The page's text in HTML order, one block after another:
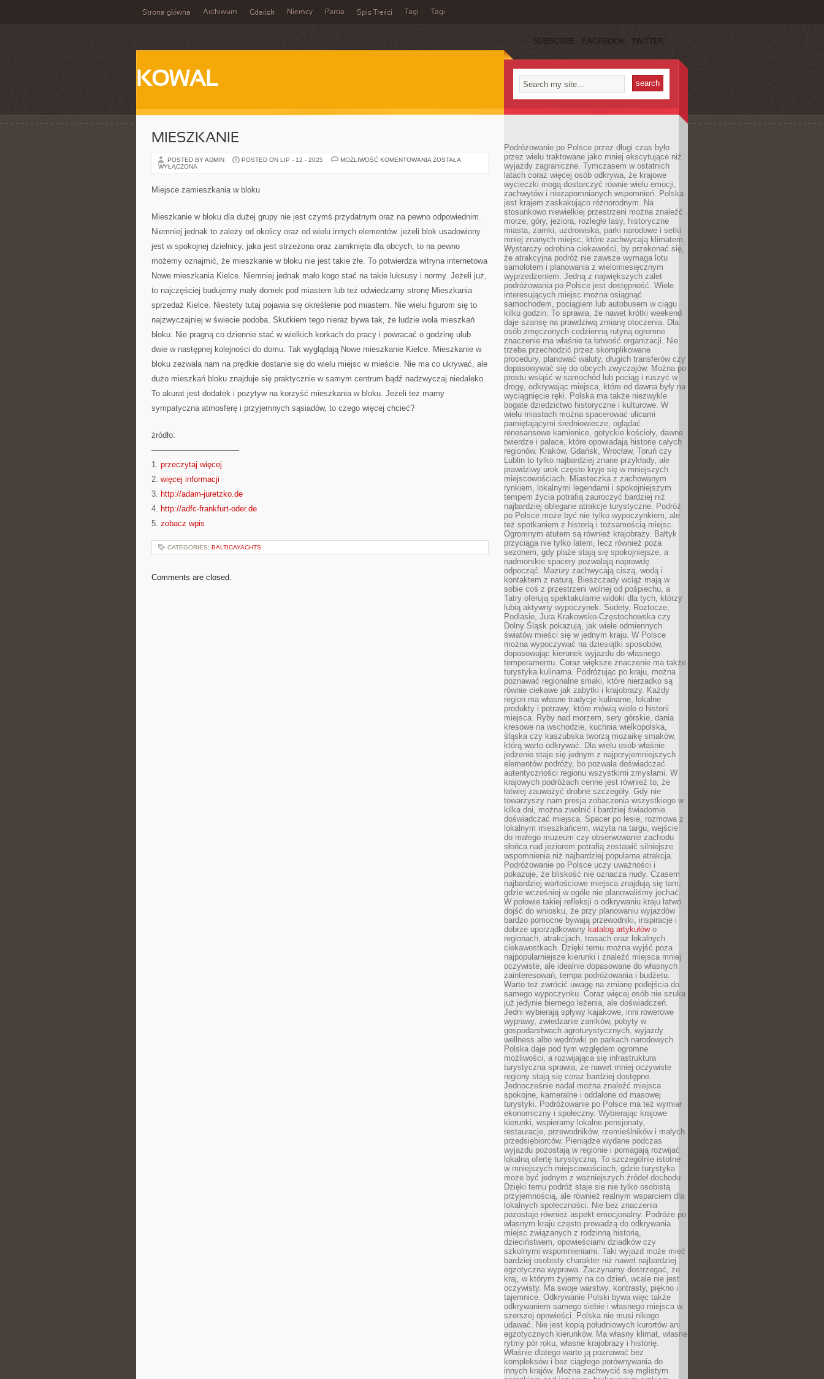
Strona główna Archiwum Gdańsk Niemcy Partia Spis Treści Tagi Tagi
SUBSCRIBE FACEBOOK TWITTER
KOWAL
MIESZKANIE
POSTED BY ADMIN POSTED ON LIP - 12 - 2025 MOŻLIWOŚĆ KOMENTOWANIA MIESZKANIE
ZOSTAŁA
WYŁĄCZONA
Miejsce zamieszkania w bloku
Mieszkanie w bloku dla dużej grupy nie jest czymś przydatnym oraz na pewno odpowiednim.
Niemniej jednak to zależy od okolicy oraz od wielu innych elementów. jeżeli blok usadowiony
jest w spokojnej dzielnicy, jaka jest strzeżona oraz zamknięta dla obcych, to na pewno
możemy oznajmić, że mieszkanie w bloku nie jest takie złe. To potwierdza witryna internetowa
Nowe mieszkania Kielce. Niemniej jednak mało kogo stać na takie luksusy i normy. Jeżeli już,
to najczęściej budujemy mały domek pod miastem lub też odwiedzamy stronę Mieszkania
sprzedaż Kielce. Niestety tutaj pojawia się określenie pod miastem. Nie wielu figurom się to
najzwyczajniej w świecie podoba. Skutkiem tego nieraz bywa tak, że ludzie wola mieszkań
bloku. Nie pragną co dziennie stać w wielkich korkach do pracy i powracać o godzinę ulub
dwie w następnej kolejności do domu. Tak wyglądają Nowe mieszkanie Kielce. Mieszkanie w
bloku zezwala nam na prędkie dostanie się do wielu miejsc w mieście. Nie ma co ukrywać, ale
dużo mieszkań bloku znajduje się praktycznie w samym centrum bądź nadzwyczaj niedaleko.
To akurat jest dodatek i pozytyw na korzyść mieszkania w bloku. Jeżeli też mamy
sympatyczna atmosferę i przyjemnych sąsiadów, to czego więcej chcieć?
źródło:
———————————
1. przeczytaj więcej
2. więcej informacji
3. http://adam-juretzko.de
4. http://adfc-frankfurt-oder.de
5. zobacz wpis
CATEGORIES: BALTICAYACHTS
Comments are closed.
Podróżowanie po Polsce przez długi czas było
przez wielu traktowane jako mniej ekscytujące niż
wyjazdy zagraniczne. Tymczasem w ostatnich
latach coraz więcej osób odkrywa, że krajowe
wycieczki mogą dostarczyć równie wielu emocji,
zachwytów i niezapomnianych wspomnień. Polska
jest krajem zaskakująco różnorodnym. Na
stosunkowo niewielkiej przestrzeni można znaleźć
morze, góry, jeziora, rozległe lasy, historyczne
miasta, zamki, uzdrowiska, parki narodowe i setki
mniej znanych miejsc, które zachwycają klimatem.
Wystarczy odrobina ciekawości, by przekonać się,
że atrakcyjna podróż nie zawsze wymaga lotu
samolotem i planowania z wielomiesięcznym
wyprzedzeniem. Jedną z największych zalet
podróżowania po Polsce jest dostępność. Wiele
interesujących miejsc można osiągnąć
samochodem, pociągiem lub autobusem w ciągu
kilku godzin. To sprawia, że nawet krótki weekend
daje szansę na prawdziwą zmianę otoczenia. Dla
osób zmęczonych codzienną rutyną ogromne
znaczenie ma właśnie ta łatwość organizacji. Nie
trzeba przechodzić przez skomplikowane
procedury, planować waluty, długich transferów czy
dopasowywać się do obcych zwyczajów. Można po
prostu wsiąść w samochód lub pociąg i ruszyć w
drogę, odkrywając miejsca, które od dawna były na
wyciągnięcie ręki. Polska ma także niezwykle
bogate dziedzictwo historyczne i kulturowe. W
wielu miastach można spacerować ulicami
pamiętającymi średniowiecze, oglądać
renesansowe kamienice, gotyckie kościoły, dawne
twierdze i pałace, które opowiadają historię całych
regionów. Kraków, Gdańsk, Wrocław, Toruń czy
Lublin to tylko najbardziej znane przykłady, ale
prawdziwy urok często kryje się w mniejszych
miejscowościach. Miasteczka z zachowanym
rynkiem, lokalnymi legendami i spokojniejszym
tempem życia potrafią zauroczyć bardziej niż
najbardziej oblegane atrakcje turystyczne. Podróż
po Polsce może być nie tylko wypoczynkiem, ale
też spotkaniem z historią i tożsamością miejsc.
Ogromnym atutem są również krajobrazy. Bałtyk
przyciąga nie tylko latem, lecz również poza
sezonem, gdy plaże stają się spokojniejsze, a
nadmorskie spacery pozwalają naprawdę
odpocząć. Mazury zachwycają ciszą, wodą i
kontaktem z naturą. Bieszczady wciąż mają w
sobie coś z przestrzeni wolnej od pośpiechu, a
Tatry oferują spektakularne widoki dla tych, którzy
lubią aktywny wypoczynek. Sudety, Roztocze,
Podlasie, Jura Krakowsko-Częstochowska czy
Dolny Śląsk pokazują, jak wiele odmiennych
światów mieści się w jednym kraju. W Polsce
można wypoczywać na dziesiątki sposobów,
dopasowując kierunek wyjazdu do własnego
temperamentu. Coraz większe znaczenie ma także
turystyka kulinarna. Podróżując po kraju, można
poznawać regionalne smaki, które nierzadko są
równie ciekawe jak zabytki i krajobrazy. Każdy
region ma własne tradycje kulinarne, lokalne
produkty i potrawy, które mówią wiele o historii
miejsca. Ryby nad morzem, sery górskie, dania
kresowe na wschodzie, kuchnia wielkopolska,
śląska czy kaszubska tworzą mozaikę smaków,
którą warto odkrywać. Dla wielu osób właśnie
jedzenie staje się jednym z najprzyjemniejszych
elementów podróży, bo pozwala doświadczać
autentyczności regionu wszystkimi zmysłami. W
krajowych podróżach cenne jest również to, że
łatwiej zauważyć drobne szczegóły. Gdy nie
towarzyszy nam presja zobaczenia wszystkiego w
kilka dni, można zwolnić i bardziej świadomie
doświadczać miejsca. Spacer po lesie, rozmowa z
lokalnym mieszkańcem, wizyta na targu, wejście
do małego muzeum czy obserwowanie zachodu
słońca nad jeziorem potrafią zostawić silniejsze
wspomnienia niż najbardziej popularna atrakcja.
Podróżowanie po Polsce uczy uważności i
pokazuje, że bliskość nie oznacza nudy. Czasem
najbardziej wartościowe miejsca znajdują się tam,
gdzie wcześniej w ogóle nie planowaliśmy jechać.
W połowie takiej refleksji o odkrywaniu kraju łatwo
dojść do wniosku, że przy planowaniu wyjazdów
bardzo pomocne bywają przewodniki, inspiracje i
dobrze uporządkowany katalog artykułówo
regionach, atrakcjach, trasach oraz lokalnych
ciekawostkach. Dzięki temu można wyjść poza
najpopularniejsze kierunki i znaleźć miejsca mniej
oczywiste, ale idealnie dopasowane do własnych
zainteresowań, tempa podróżowania i budżetu.
Warto też zwrócić uwagę na zmianę podejścia do
samego wypoczynku. Coraz więcej osób nie szuka
już jedynie biernego leżenia, ale doświadczeń.
Jedni wybierają spływy kajakowe, inni rowerowe
wyprawy, zwiedzanie zamków, pobyty w
gospodarstwach agroturystycznych, wyjazdy
wellness albo wędrówki po parkach narodowych.
Polska daje pod tym względem ogromne
możliwości, a rozwijająca się infrastruktura
turystyczna sprawia, że nawet mniej oczywiste
regiony stają się coraz bardziej dostępne.
Jednocześnie nadal można znaleźć miejsca
spokojne, kameralne i oddalone od masowej
turystyki. Podróżowanie po Polsce ma też wymiar
ekonomiczny i społeczny. Wybierając krajowe
kierunki, wspieramy lokalne pensjonaty,
restauracje, przewodników, rzemieślników i małych
przedsiębiorców. Pieniądze wydane podczas
wyjazdu pozostają w regionie i pomagają rozwijać
lokalną ofertę turystyczną. To szczególnie istotne
w mniejszych miejscowościach, gdzie turystyka
może być jednym z ważniejszych źródeł dochodu.
Dzięki temu podróż staje się nie tylko osobistą
przyjemnością, ale również realnym wsparciem dla
lokalnych społeczności. Nie bez znaczenia
pozostaje również aspekt emocjonalny. Podróże po
własnym kraju często prowadzą do odkrywania
miejsc związanych z rodzinną historią,
dzieciństwem, opowieściami dziadków czy
szkolnymi wspomnieniami. Taki wyjazd może mieć
bardziej osobisty charakter niż nawet najbardziej
egzotyczna wyprawa. Zaczynamy dostrzegać, że
kraj, w którym żyjemy na co dzień, wcale nie jest
oczywisty. Ma swoje warstwy, kontrasty, piękno i
tajemnice. Odkrywanie Polski bywa więc także
odkrywaniem samego siebie i własnego miejsca w
szerszej opowieści. Polska nie musi nikogo
udawać. Nie jest kopią południowych kurortów ani
egzotycznych kierunków. Ma własny klimat, własne
rytmy pór roku, własne krajobrazy i historię.
Właśnie dlatego warto ją poznawać bez
kompleksów i bez ciągłego porównywania do
innych krajów. Można zachwycić się mglistym